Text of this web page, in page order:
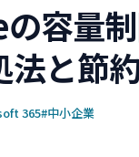
容量
法と節
365#中小企業